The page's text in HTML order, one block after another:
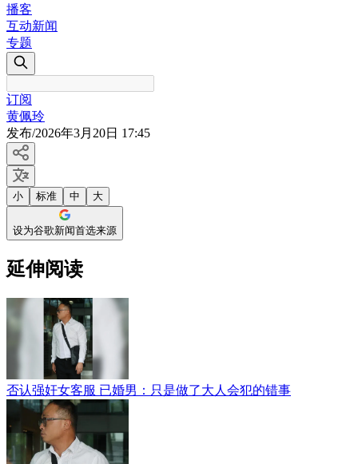
播客
互动新闻
专题
订阅
黄佩玲
发布/2026年3月20日 17:45
小 标准 中 大
设为谷歌新闻首选来源
延伸阅读
否认强奸女客服 已婚男：只是做了大人会犯的错事